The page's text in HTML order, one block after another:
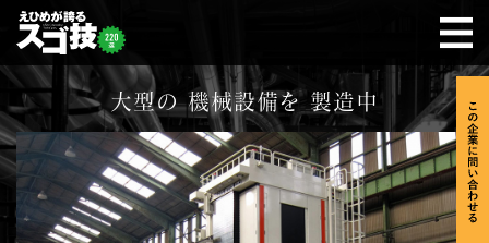
大型の 機械設備を 製造中